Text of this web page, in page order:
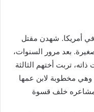
أمريكا. شهدن مقتل
بعد مرور السنوات،
تربت أختهم الثالثة
وهي مخطوبة لابن عمها
مشاعره خلف قسوة